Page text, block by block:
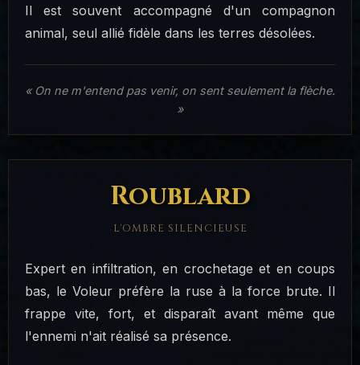
Il est souvent accompagné d'un compagnon
animal, seul allié fidèle dans les terres désolées.
« On ne m'entend pas venir, on sent seulement la flèche.
»
Roublard
L'OMBRE SILENCIEUSE
Expert en infiltration, en crochetage et en coups
bas, le Voleur préfère la ruse à la force brute. Il
frappe vite, fort, et disparaît avant même que
l'ennemi n'ait réalisé sa présence.